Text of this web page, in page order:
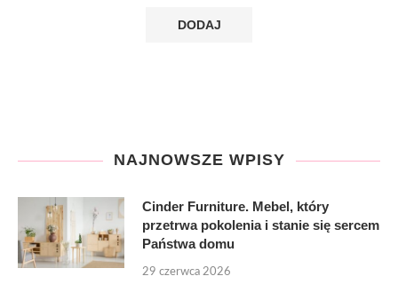
NAJNOWSZE WPISY
Cinder Furniture. Mebel, który
przetrwa pokolenia i stanie się sercem
Państwa domu
29 czerwca 2026